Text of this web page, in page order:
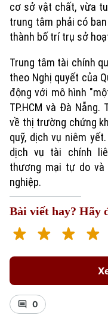
cơ sở vật chất, vừa
trung tâm phải có
thành bố trí trụ sở
Trung tâm tài chính
theo Nghị quyết của
động với mô hình
TP.HCM và Đà Nẵng.
về thị trường chứng
quỹ, dịch vụ niêm
dịch vụ tài chính
thương mại tự do và
nghiệp.
Bài viết hay? Hãy
0